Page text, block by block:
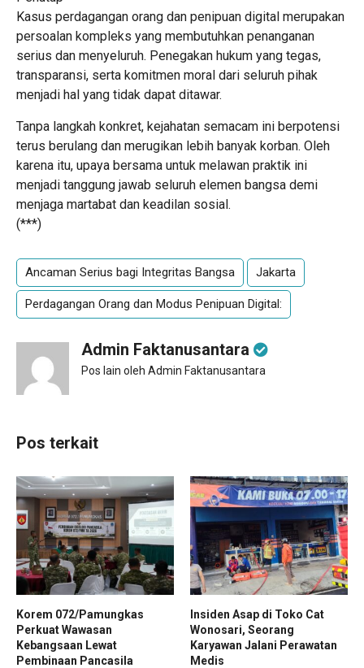
Kasus perdagangan orang dan penipuan digital merupakan
persoalan kompleks yang membutuhkan penanganan
serius dan menyeluruh. Penegakan hukum yang tegas,
transparansi, serta komitmen moral dari seluruh pihak
menjadi hal yang tidak dapat ditawar.
Tanpa langkah konkret, kejahatan semacam ini berpotensi
terus berulang dan merugikan lebih banyak korban. Oleh
karena itu, upaya bersama untuk melawan praktik ini
menjadi tanggung jawab seluruh elemen bangsa demi
menjaga martabat dan keadilan sosial.
(***)
Ancaman Serius bagi Integritas Bangsa Jakarta
Perdagangan Orang dan Modus Penipuan Digital:
Admin Faktanusantara
Pos lain oleh Admin Faktanusantara
Pos terkait
Korem 072/Pamungkas
Perkuat Wawasan
Kebangsaan Lewat
Pembinaan Pancasila
Insiden Asap di Toko Cat
Wonosari, Seorang
Karyawan Jalani Perawatan
Medis